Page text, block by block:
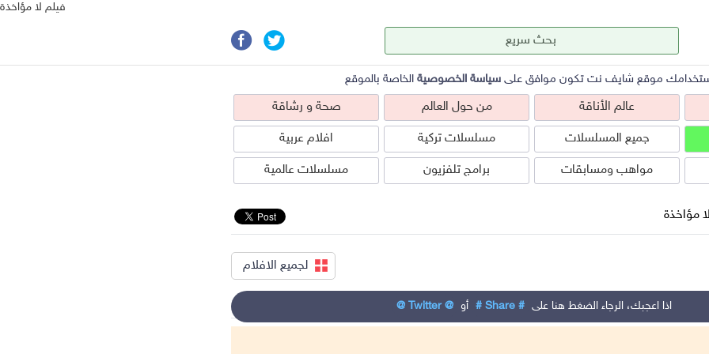
فيلم لا مؤاخذة
صحة و رشاقة
موقع شايف نت تكون موافق على سياسة الخصوصية الخاصة بالموقع
عالم الأناقة من حول العالم صحة و رشاقة
جميع المسلسلات مسلسلات تركية افلام عربية
مواهب ومسابقات برامج تلفزيون مسلسلات عالمية
لا مؤاخذة
لجميع الافلام
اذا اعجبك، الرجاء الضغط هنا على # Share # أو @ Twitter @